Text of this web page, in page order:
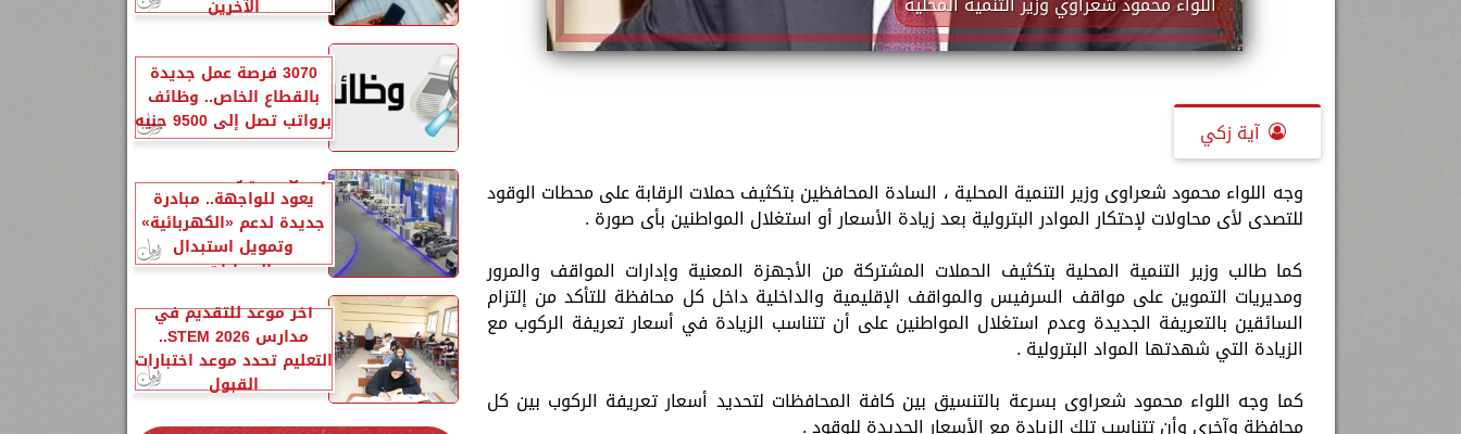
آية زكي
وجه اللواء محمود شعراوى وزير التنمية المحلية ، السادة المحافظين بتكثيف حملات الرقابة على محطات الوقود
للتصدى لأى محاولات لإحتكار الموادر البترولية بعد زيادة الأسعار أو استغلال المواطنين بأى صورة .
كما طالب وزير التنمية المحلية بتكثيف الحملات المشتركة من الأجهزة المعنية وإدارات المواقف والمرور
ومديريات التموين على مواقف السرفيس والمواقف الإقليمية والداخلية داخل كل محافظة للتأكد من إلتزام
السائقين بالتعريفة الجديدة وعدم استغلال المواطنين على أن تتناسب الزيادة في أسعار تعريفة الركوب مع
الزيادة التي شهدتها المواد البترولية .
كما وجه اللواء محمود شعراوى بسرعة بالتنسيق بين كافة المحافظات لتحديد أسعار تعريفة الركوب بين كل
محافظة وآخري وأن تتناسب تلك الزيادة مع الأسعار الجديدة للوقود .
الآخرين
3070 فرصة عمل جديدة
بالقطاع الخاص.. وظائف
برواتب تصل إلى 9500 جنيه
إحلال السيارات المتهالكة
يعود للواجهة.. مبادرة
جديدة لدعم «الكهربائية»
وتمويل استبدال
السيارات...
آخر موعد للتقديم في
مدارس STEM 2026..
التعليم تحدد موعد اختبارات
القبول